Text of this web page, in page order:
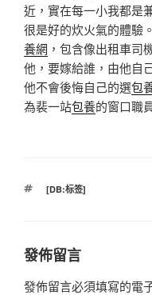
近，實在每一小我都是
很是好的炊火氣的體驗
養網 ，包含像出租車司
他，要嫁給誰，由他自
他不會後悔自己的選包
為裴一站包養的窗口職
標
[DB:标签]
發佈留言
發佈留言必須填寫的電